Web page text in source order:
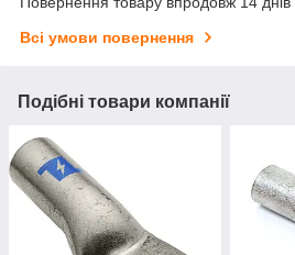
Всі умови повернення
Подібні товари компанії